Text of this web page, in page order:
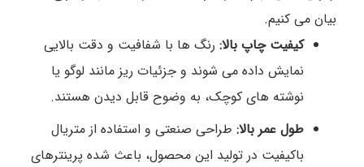
بیان می کنیم.
کیفیت چاپ بالا: رنگ ها با شفافیت و دقت بالایی
نمایش داده می شوند و جزئیات ریز مانند لوگو یا
نوشته های کوچک، به وضوح قابل دیدن هستند.
طول عمر بالا: طراحی صنعتی و استفاده از متریال
باکیفیت در تولید این محصول، باعث شده پرینترهای